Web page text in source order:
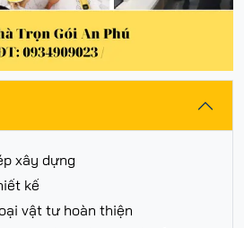
xây dựng
kế
vật tư hoàn thiện